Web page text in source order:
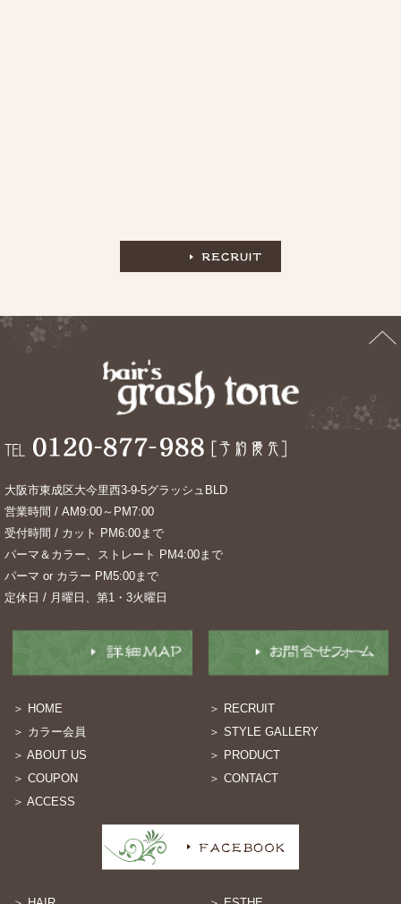
大阪市東成区大今里西3-9-5グラッシュBLD
営業時間 / AM9:00～PM7:00
受付時間 / カット PM6:00まで
パーマ＆カラー、ストレート PM4:00まで
パーマ or カラー PM5:00まで
定休日 / 月曜日、第1・3火曜日
＞ HOME
＞ カラー会員
＞ ABOUT US
＞ COUPON
＞ ACCESS
＞ RECRUIT
＞ STYLE GALLERY
＞ PRODUCT
＞ CONTACT